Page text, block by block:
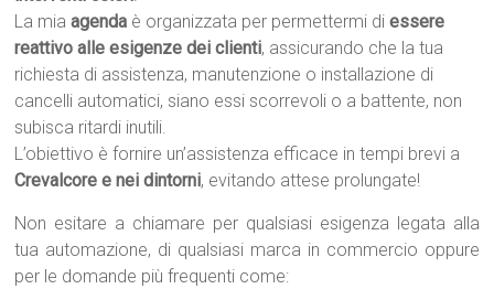
La miaagenda è organizzata per permettermi diessere
reattivo alle esigenze dei clienti, assicurando che la tua
richiesta di assistenza, manutenzione o installazione di
cancelli automatici, siano essi scorrevoli o a battente, non
subisca ritardi inutili.
L’obiettivo è fornire un’assistenza efficace in tempi brevi a
Crevalcore e nei dintorni, evitando attese prolungate!
Non esitare a chiamare per qualsiasi esigenza legata alla
tua automazione, di qualsiasi marca in commercio oppure
per le domande più frequenti come: